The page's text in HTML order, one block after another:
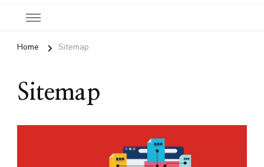
Home Sitemap
Sitemap